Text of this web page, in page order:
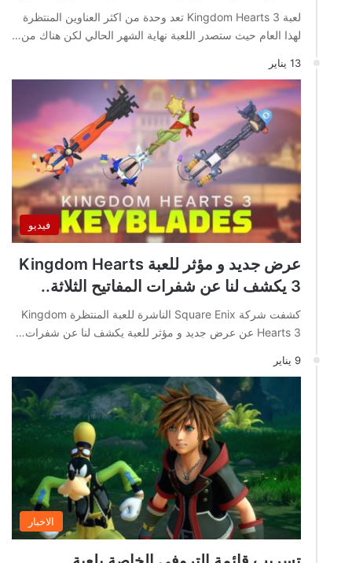
لعبة Kingdom Hearts 3 تعد وحدة من اكثر العناوين المنتظرة
لهذا العام حيث ستصدر اللعبة نهاية الشهر الحالي لكن هناك من…
13 يناير
فيديو
عرض جديد و مؤثر للعبة Kingdom Hearts
3 يكشف لنا عن شفرات المفاتيح الثلاثة..
كشفت شركة Square Enix الناشرة للعبة المنتظرة Kingdom
Hearts 3 عن عرض جديد و مؤثر للعبة يكشف لنا عن شفرات…
9 يناير
الاخبار